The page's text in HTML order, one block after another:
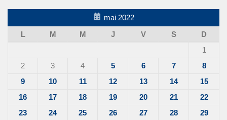
mai 2022
L
M M J V S
D
1
2
3 4 5 6 7
8
9
10 11 12 13 14
15
16
17 18 19 20 21
22
23
24 25 26 27 28 29